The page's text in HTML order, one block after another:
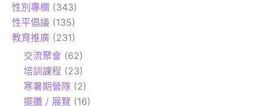
性別專欄 (343)
性平倡議 (135)
教育推廣 (231)
交流聚會 (62)
培訓課程 (23)
寒暑期營隊 (2)
擺攤 / 展覽 (16)